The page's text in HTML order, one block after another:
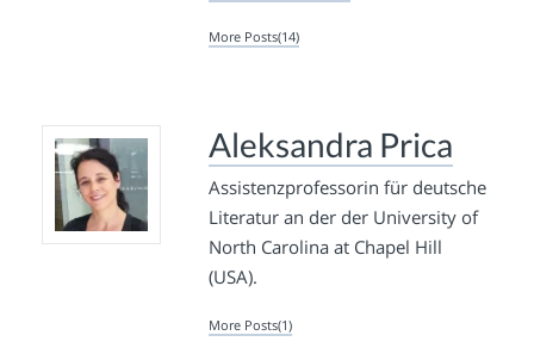
More Posts(14)
Aleksandra Prica
Assistenzprofessorin für deutsche
Literatur an der der University of
North Carolina at Chapel Hill
(USA).
More Posts(1)